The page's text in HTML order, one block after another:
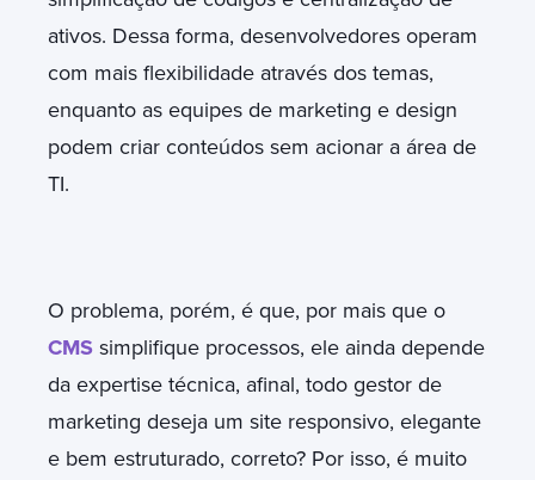
ativos. Dessa forma, desenvolvedores operam
com mais flexibilidade através dos temas,
enquanto as equipes de marketing e design
podem criar conteúdos sem acionar a área de
TI.
O problema, porém, é que, por mais que o
CMS simplifique processos, ele ainda depende
da expertise técnica, afinal, todo gestor de
marketing deseja um site responsivo, elegante
e bem estruturado, correto? Por isso, é muito